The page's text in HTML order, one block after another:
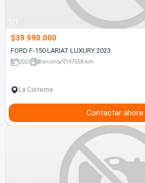
1/1
$39.990.000
FORD F-150 LARIAT LUXURY 2023
2023 Bencina 97558 km
La Cisterna
Contactar ahora